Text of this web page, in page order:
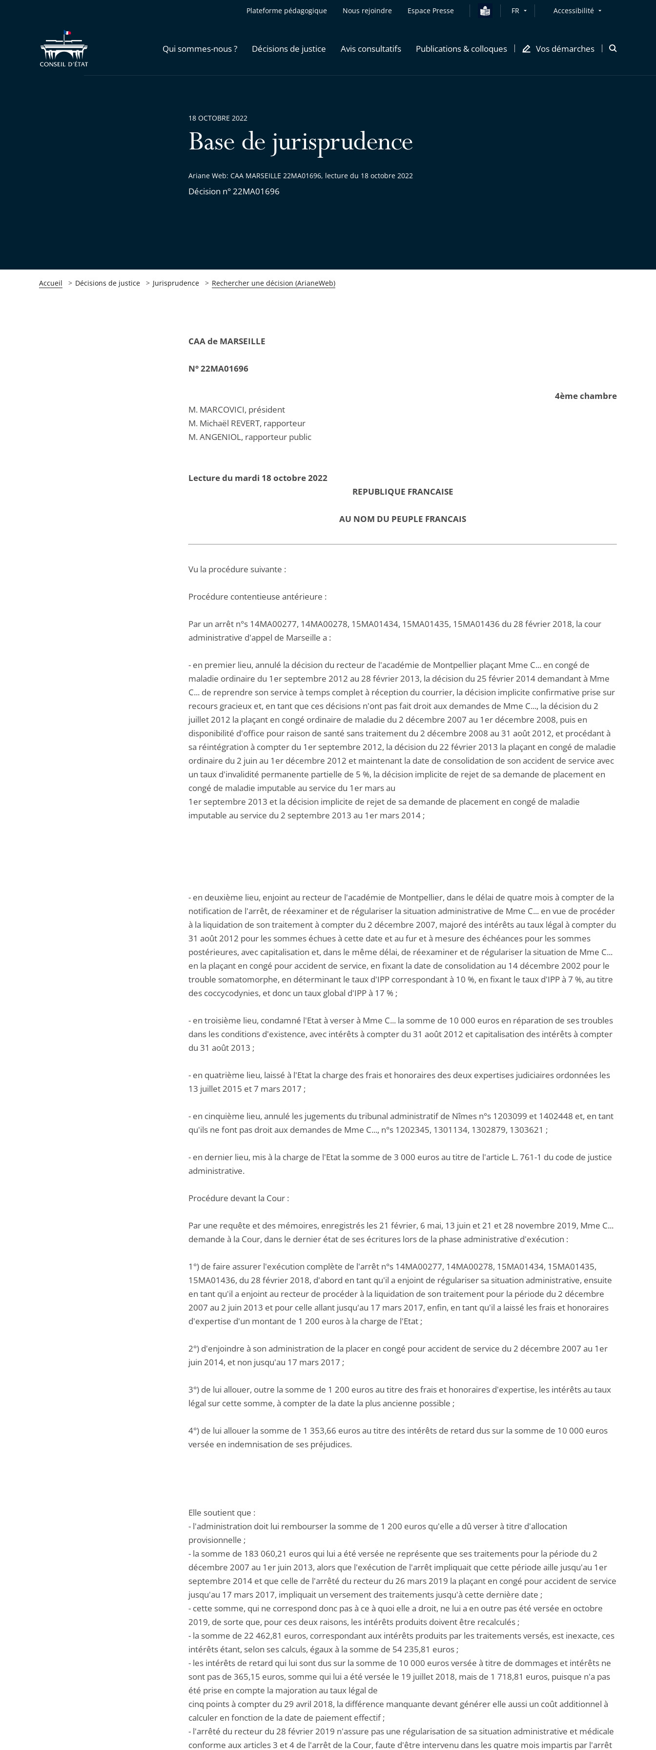
Plateforme pédagogique Nous rejoindre Espace Presse FR Accessibilité
Qui sommes-nous ? Décisions de justice Avis consultatifs Publications & colloques Vos démarches
Ouvrir
Base de jurisprudence
Ariane Web: CAA MARSEILLE 22MA01696, lecture du 18 octobre 2022
Décision n° 22MA01696
18 OCTOBRE 2022
Accueil Décisions de justice Jurisprudence Rechercher une décision (ArianeWeb)
CAA de MARSEILLE
N° 22MA01696
4ème chambre
M. MARCOVICI, président
M. Michaël REVERT, rapporteur
M. ANGENIOL, rapporteur public
Lecture du mardi 18 octobre 2022
REPUBLIQUE FRANCAISE
AU NOM DU PEUPLE FRANCAIS
Vu la procédure suivante :
Procédure contentieuse antérieure :
Par un arrêt n°s 14MA00277, 14MA00278, 15MA01434, 15MA01435, 15MA01436 du 28 février 2018, la cour
administrative d'appel de Marseille a :
- en premier lieu, annulé la décision du recteur de l'académie de Montpellier plaçant Mme C... en congé de
maladie ordinaire du 1er septembre 2012 au 28 février 2013, la décision du 25 février 2014 demandant à Mme
C... de reprendre son service à temps complet à réception du courrier, la décision implicite confirmative prise sur
recours gracieux et, en tant que ces décisions n'ont pas fait droit aux demandes de Mme C..., la décision du 2
juillet 2012 la plaçant en congé ordinaire de maladie du 2 décembre 2007 au 1er décembre 2008, puis en
disponibilité d'office pour raison de santé sans traitement du 2 décembre 2008 au 31 août 2012, et procédant à
sa réintégration à compter du 1er septembre 2012, la décision du 22 février 2013 la plaçant en congé de maladie
ordinaire du 2 juin au 1er décembre 2012 et maintenant la date de consolidation de son accident de service avec
un taux d'invalidité permanente partielle de 5 %, la décision implicite de rejet de sa demande de placement en
congé de maladie imputable au service du 1er mars au
1er septembre 2013 et la décision implicite de rejet de sa demande de placement en congé de maladie
imputable au service du 2 septembre 2013 au 1er mars 2014 ;
- en deuxième lieu, enjoint au recteur de l'académie de Montpellier, dans le délai de quatre mois à compter de la
notification de l'arrêt, de réexaminer et de régulariser la situation administrative de Mme C... en vue de procéder
à la liquidation de son traitement à compter du 2 décembre 2007, majoré des intérêts au taux légal à compter du
31 août 2012 pour les sommes échues à cette date et au fur et à mesure des échéances pour les sommes
postérieures, avec capitalisation et, dans le même délai, de réexaminer et de régulariser la situation de Mme C...
en la plaçant en congé pour accident de service, en fixant la date de consolidation au 14 décembre 2002 pour le
trouble somatomorphe, en déterminant le taux d'IPP correspondant à 10 %, en fixant le taux d'IPP à 7 %, au titre
des coccycodynies, et donc un taux global d'IPP à 17 % ;
- en troisième lieu, condamné l'Etat à verser à Mme C... la somme de 10 000 euros en réparation de ses troubles
dans les conditions d'existence, avec intérêts à compter du 31 août 2012 et capitalisation des intérêts à compter
du 31 août 2013 ;
- en quatrième lieu, laissé à l'Etat la charge des frais et honoraires des deux expertises judiciaires ordonnées les
13 juillet 2015 et 7 mars 2017 ;
- en cinquième lieu, annulé les jugements du tribunal administratif de Nîmes n°s 1203099 et 1402448 et, en tant
qu'ils ne font pas droit aux demandes de Mme C..., n°s 1202345, 1301134, 1302879, 1303621 ;
- en dernier lieu, mis à la charge de l'Etat la somme de 3 000 euros au titre de l'article L. 761-1 du code de justice
administrative.
Procédure devant la Cour :
Par une requête et des mémoires, enregistrés les 21 février, 6 mai, 13 juin et 21 et 28 novembre 2019, Mme C...
demande à la Cour, dans le dernier état de ses écritures lors de la phase administrative d'exécution :
1°) de faire assurer l'exécution complète de l'arrêt n°s 14MA00277, 14MA00278, 15MA01434, 15MA01435,
15MA01436, du 28 février 2018, d'abord en tant qu'il a enjoint de régulariser sa situation administrative, ensuite
en tant qu'il a enjoint au recteur de procéder à la liquidation de son traitement pour la période du 2 décembre
2007 au 2 juin 2013 et pour celle allant jusqu'au 17 mars 2017, enfin, en tant qu'il a laissé les frais et honoraires
d'expertise d'un montant de 1 200 euros à la charge de l'Etat ;
2°) d'enjoindre à son administration de la placer en congé pour accident de service du 2 décembre 2007 au 1er
juin 2014, et non jusqu'au 17 mars 2017 ;
3°) de lui allouer, outre la somme de 1 200 euros au titre des frais et honoraires d'expertise, les intérêts au taux
légal sur cette somme, à compter de la date la plus ancienne possible ;
4°) de lui allouer la somme de 1 353,66 euros au titre des intérêts de retard dus sur la somme de 10 000 euros
versée en indemnisation de ses préjudices.
Elle soutient que :
- l'administration doit lui rembourser la somme de 1 200 euros qu'elle a dû verser à titre d'allocation
provisionnelle ;
- la somme de 183 060,21 euros qui lui a été versée ne représente que ses traitements pour la période du 2
décembre 2007 au 1er juin 2013, alors que l'exécution de l'arrêt impliquait que cette période aille jusqu'au 1er
septembre 2014 et que celle de l'arrêté du recteur du 26 mars 2019 la plaçant en congé pour accident de service
jusqu'au 17 mars 2017, impliquait un versement des traitements jusqu'à cette dernière date ;
- cette somme, qui ne correspond donc pas à ce à quoi elle a droit, ne lui a en outre pas été versée en octobre
2019, de sorte que, pour ces deux raisons, les intérêts produits doivent être recalculés ;
- la somme de 22 462,81 euros, correspondant aux intérêts produits par les traitements versés, est inexacte, ces
intérêts étant, selon ses calculs, égaux à la somme de 54 235,81 euros ;
- les intérêts de retard qui lui sont dus sur la somme de 10 000 euros versée à titre de dommages et intérêts ne
sont pas de 365,15 euros, somme qui lui a été versée le 19 juillet 2018, mais de 1 718,81 euros, puisque n'a pas
été prise en compte la majoration au taux légal de
cinq points à compter du 29 avril 2018, la différence manquante devant générer elle aussi un coût additionnel à
calculer en fonction de la date de paiement effectif ;
- l'arrêté du recteur du 28 février 2019 n'assure pas une régularisation de sa situation administrative et médicale
conforme aux articles 3 et 4 de l'arrêt de la Cour, faute d'être intervenu dans les quatre mois impartis par l'arrêt